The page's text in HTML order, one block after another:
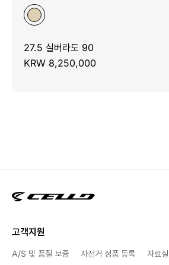
27.5 실버라도 90
KRW 8,250,000
고객지원
A/S 및 품질 보증 자전거 정품 등록 자료실